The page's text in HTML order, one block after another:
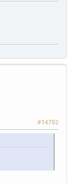
#14702